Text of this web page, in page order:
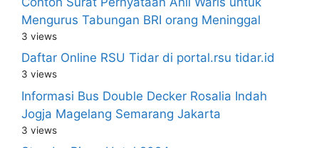
Mengurus Tabungan BRI orang Meninggal
3 views
Daftar Online RSU Tidar di portal.rsu tidar.id
3 views
Informasi Bus Double Decker Rosalia Indah
Jogja Magelang Semarang Jakarta
3 views